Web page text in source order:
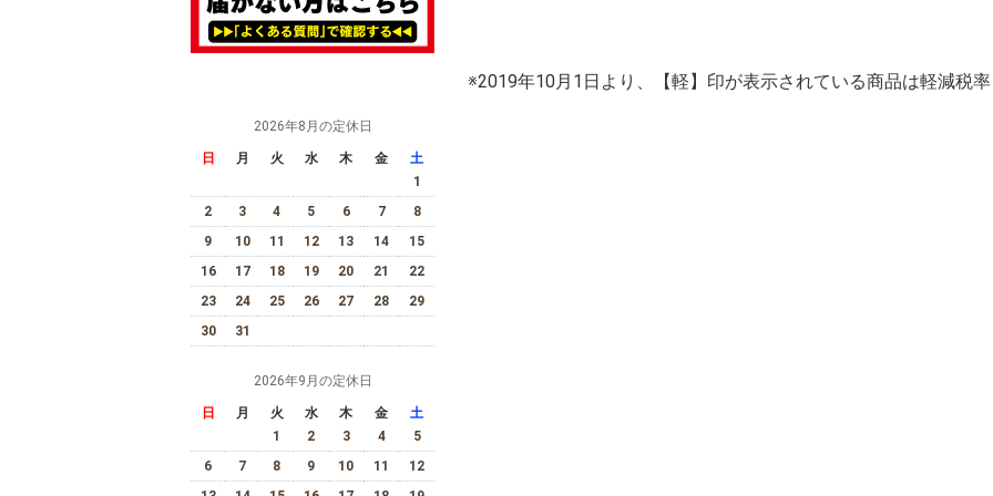
2026年8月の定休日
日 月 火 水 木 金
土
1
2
3 4 5 6 7
8
9
10 11 12 13 14
15
16
17 18 19 20 21
22
23
24 25 26 27 28
29
30
31
2026年9月の定休日
日 月 火 水 木 金
土
1
2 3 4
5
6
7 8 9 10 11
12
※2019年10月1日より、【軽】印が表示されている商品は軽減税